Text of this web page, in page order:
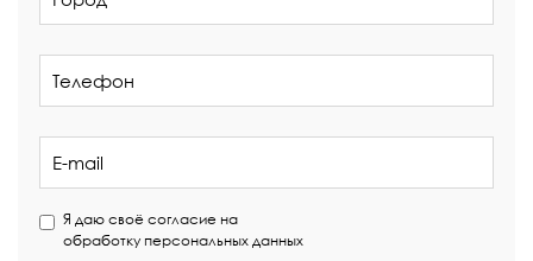
Я даю своё согласие на
обработку персональных данных